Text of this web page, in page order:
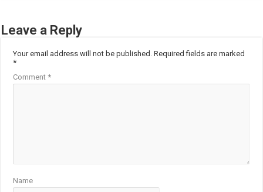
Leave a Reply
Your email address will not be published. Required fields are marked
*
Comment*
Name